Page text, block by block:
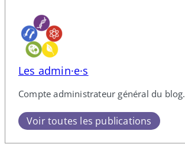
Les admin·e·s
Compte administrateur général du blog.
Voir toutes les publications